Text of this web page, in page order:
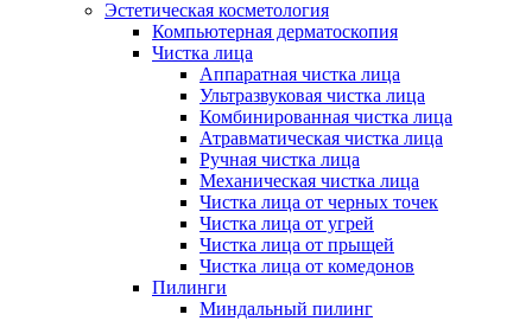
Эстетическая косметология
Компьютерная дерматоскопия
Чистка лица
Аппаратная чистка лица
Ультразвуковая чистка лица
Комбинированная чистка лица
Атравматическая чистка лица
Ручная чистка лица
Механическая чистка лица
Чистка лица от черных точек
Чистка лица от угрей
Чистка лица от прыщей
Чистка лица от комедонов
Пилинги
Миндальный пилинг